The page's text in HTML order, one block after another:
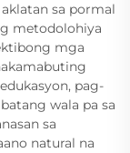
sa pormal
metodolohiya
mga
pag-
wala pa sa
sa
natural na